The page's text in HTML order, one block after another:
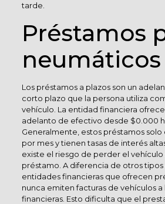
tarde.
Préstamos
neumáticos
Los préstamos a plazos son un
corto plazo que la persona utiliza
vehículo. La entidad financiera
adelanto de efectivo desde $0.000
Generalmente, estos préstamos solo
por mes y tienen tasas de interés
existe el riesgo de perder el vehículo
préstamo. A diferencia de otros tipos
entidades financieras que ofrecen
nunca emiten facturas de vehículos
financieras. Esto dificulta que el